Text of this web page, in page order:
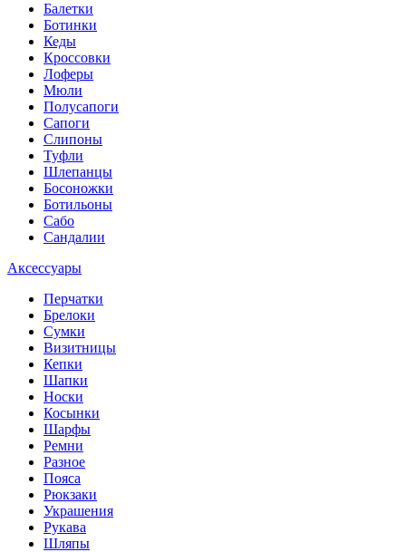
Балетки
Ботинки
Кеды
Кроссовки
Лоферы
Мюли
Полусапоги
Сапоги
Слипоны
Туфли
Шлепанцы
Босоножки
Ботильоны
Сабо
Сандалии
Аксессуары
Перчатки
Брелоки
Сумки
Визитницы
Кепки
Шапки
Носки
Косынки
Шарфы
Ремни
Разное
Пояса
Рюкзаки
Украшения
Рукава
Шляпы